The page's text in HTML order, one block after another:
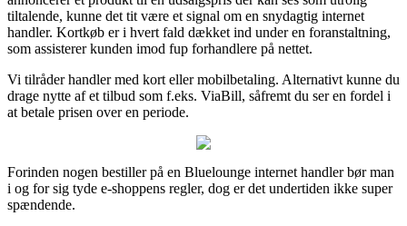
tiltalende, kunne det tit være et signal om en snydagtig internet
handler. Kortkøb er i hvert fald dækket ind under en foranstaltning,
som assisterer kunden imod fup forhandlere på nettet.
Vi tilråder handler med kort eller mobilbetaling. Alternativt kunne du
drage nytte af et tilbud som f.eks. ViaBill, såfremt du ser en fordel i
at betale prisen over en periode.
Forinden nogen bestiller på en Bluelounge internet handler bør man
i og for sig tyde e-shoppens regler, dog er det undertiden ikke super
spændende.